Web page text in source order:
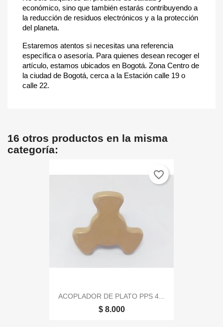
económico, sino que también estarás contribuyendo a
la reducción de residuos electrónicos y a la protección
del planeta.
Estaremos atentos si necesitas una referencia
específica o asesoría. Para quienes desean recoger el
artículo, estamos ubicados en Bogotá. Zona Centro de
la ciudad de Bogotá, cerca a la Estación calle 19 o
calle 22.
16 otros productos en la misma
categoría:
ACOPLADOR DE PLATO PPS 4...
$ 8.000
favorite_border